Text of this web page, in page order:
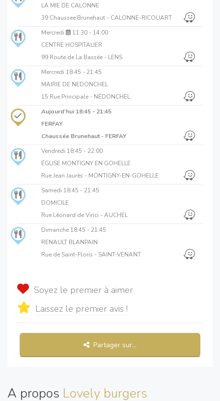
LA MIE DE CALONNE
39 Chaussee Brunehaut - CALONNE-RICOUART
Mercredi
11:30 - 14:00
CENTRE HOSPITALIER
99 Route de La Bassée - LENS
Mercredi 18:45 - 21:45
MAIRIE DE NEDONCHEL
15 Rue Principale - NÉDONCHEL
Aujourd'hui 18:45 - 21:45
FERFAY
Chaussée Brunehaut - FERFAY
Vendredi 18:45 - 22:00
ÉGLISE MONTIGNY EN GOHELLE
Rue Jean Jaurès - MONTIGNY-EN-GOHELLE
Samedi 18:45 - 21:45
DOMICILE
Rue Léonard de Vinci - AUCHEL
Dimanche 18:45 - 21:45
RENAULT BLANPAIN
Rue de Saint-Floris - SAINT-VENANT
Soyez le premier à aimer
Laissez le premier avis !
Partager sur...
A propos Lovely burgers